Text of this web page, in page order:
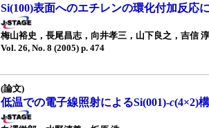
Si(100)表面へのエチレンの環化付加反応
梅山裕史，長尾昌志，向井孝三，山下良之，吉信 淳
Vol. 26, No. 8 (2005) p. 474
(論文)
低温での電子線照射によるSi(001)-c(4×2)